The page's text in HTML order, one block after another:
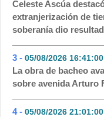
Celeste Ascúa
extranjerización de
soberanía dio
3 - 05/08/2026 16:41:00
La obra de bacheo
sobre avenida Arturo
4 - 05/08/2026 21:01:00